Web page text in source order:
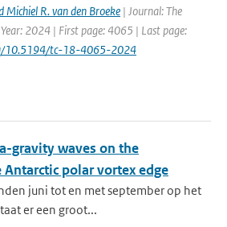
Michiel R. van den Broeke | Journal: The
2024 | First page: 4065 | Last page:
10.5194/tc-18-4065-2024
gravity waves on the
polar vortex edge
juni tot en met september op het
er een groot...